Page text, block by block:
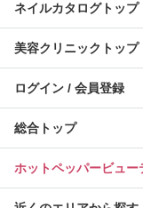
ネイルカタログトップ
美容クリニックトップ
ログイン / 会員登録
総合トップ
ホットペッパービュ